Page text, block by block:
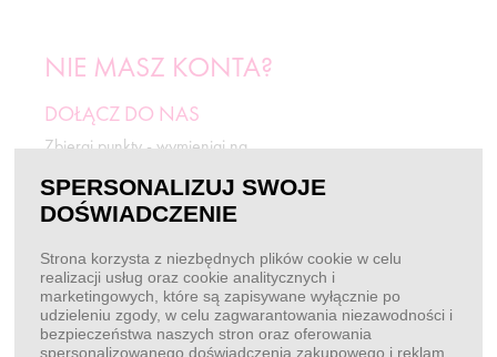
NIE MASZ KONTA?
DOŁĄCZ DO NAS
Zbieraj punkty - wymieniaj na
ZAREJESTRUJ SIĘ
BEZ LOGOWANIA
Chcę złożyć zamówienie
SPERSONALIZUJ SWOJE
DOŚWIADCZENIE
Strona korzysta z niezbędnych plików cookie w celu
realizacji usług oraz cookie analitycznych i
marketingowych, które są zapisywane wyłącznie po
udzieleniu zgody, w celu zagwarantowania niezawodności i
bezpieczeństwa naszych stron oraz oferowania
spersonalizowanego doświadczenia zakupowego i reklam.